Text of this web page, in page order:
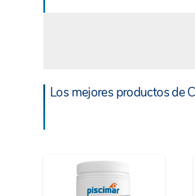
Los mejores productos de